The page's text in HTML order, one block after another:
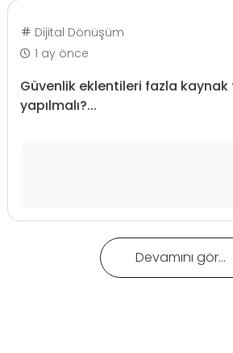
Dijital Dönüşüm
1 ay önce
Güvenlik eklentileri fazla
yapılmalı?...
Devamını gör...